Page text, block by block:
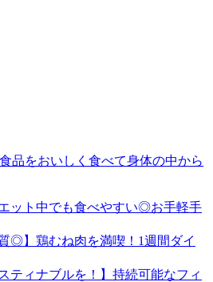
品をおいしく食べて身体の中から
ット中でも食べやすい◎お手軽手
◎】鶏むね肉を満喫！1週間ダイ
ティナブルを！】持続可能なフィ